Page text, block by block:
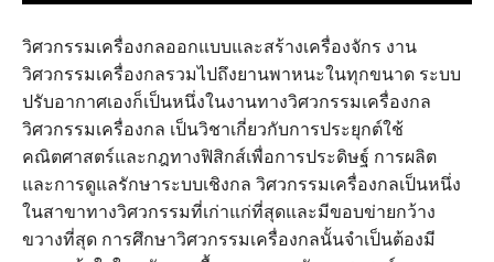
วิศวกรรมเครื่องกลออกแบบและสร้างเครื่องจักร งาน
วิศวกรรมเครื่องกลรวมไปถึงยานพาหนะในทุกขนาด ระบบ
ปรับอากาศเองก็เป็นหนึ่งในงานทางวิศวกรรมเครื่องกล
วิศวกรรมเครื่องกล เป็นวิชาเกี่ยวกับการประยุกต์ใช้
คณิตศาสตร์และกฎทางฟิสิกส์เพื่อการประดิษฐ์ การผลิต
และการดูแลรักษาระบบเชิงกล วิศวกรรมเครื่องกลเป็นหนึ่ง
ในสาขาทางวิศวกรรมที่เก่าแก่ที่สุดและมีขอบข่ายกว้าง
ขวางที่สุด การศึกษาวิศวกรรมเครื่องกลนั้นจำเป็นต้องมี